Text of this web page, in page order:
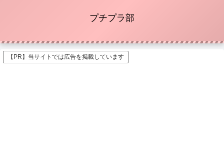
プチプラ部
【PR】当サイトでは広告を掲載しています